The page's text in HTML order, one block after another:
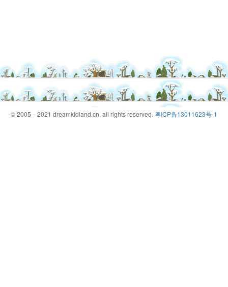
© 2005－2021 dreamkidland.cn, all rights reserved. 粤ICP备13011623号-1